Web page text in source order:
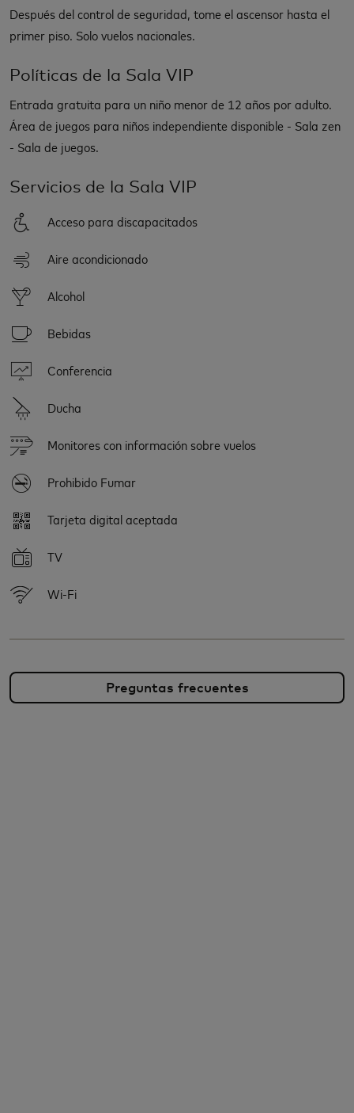
Después del control de seguridad, tome el ascensor hasta el
primer piso. Solo vuelos nacionales.
Políticas de la Sala VIP
Entrada gratuita para un niño menor de 12 años por adulto.
Área de juegos para niños independiente disponible - Sala zen
- Sala de juegos.
Servicios de la Sala VIP
Acceso para discapacitados
Aire acondicionado
Alcohol
Bebidas
Conferencia
Ducha
Monitores con información sobre vuelos
Prohibido Fumar
Tarjeta digital aceptada
TV
Wi-Fi
Preguntas frecuentes